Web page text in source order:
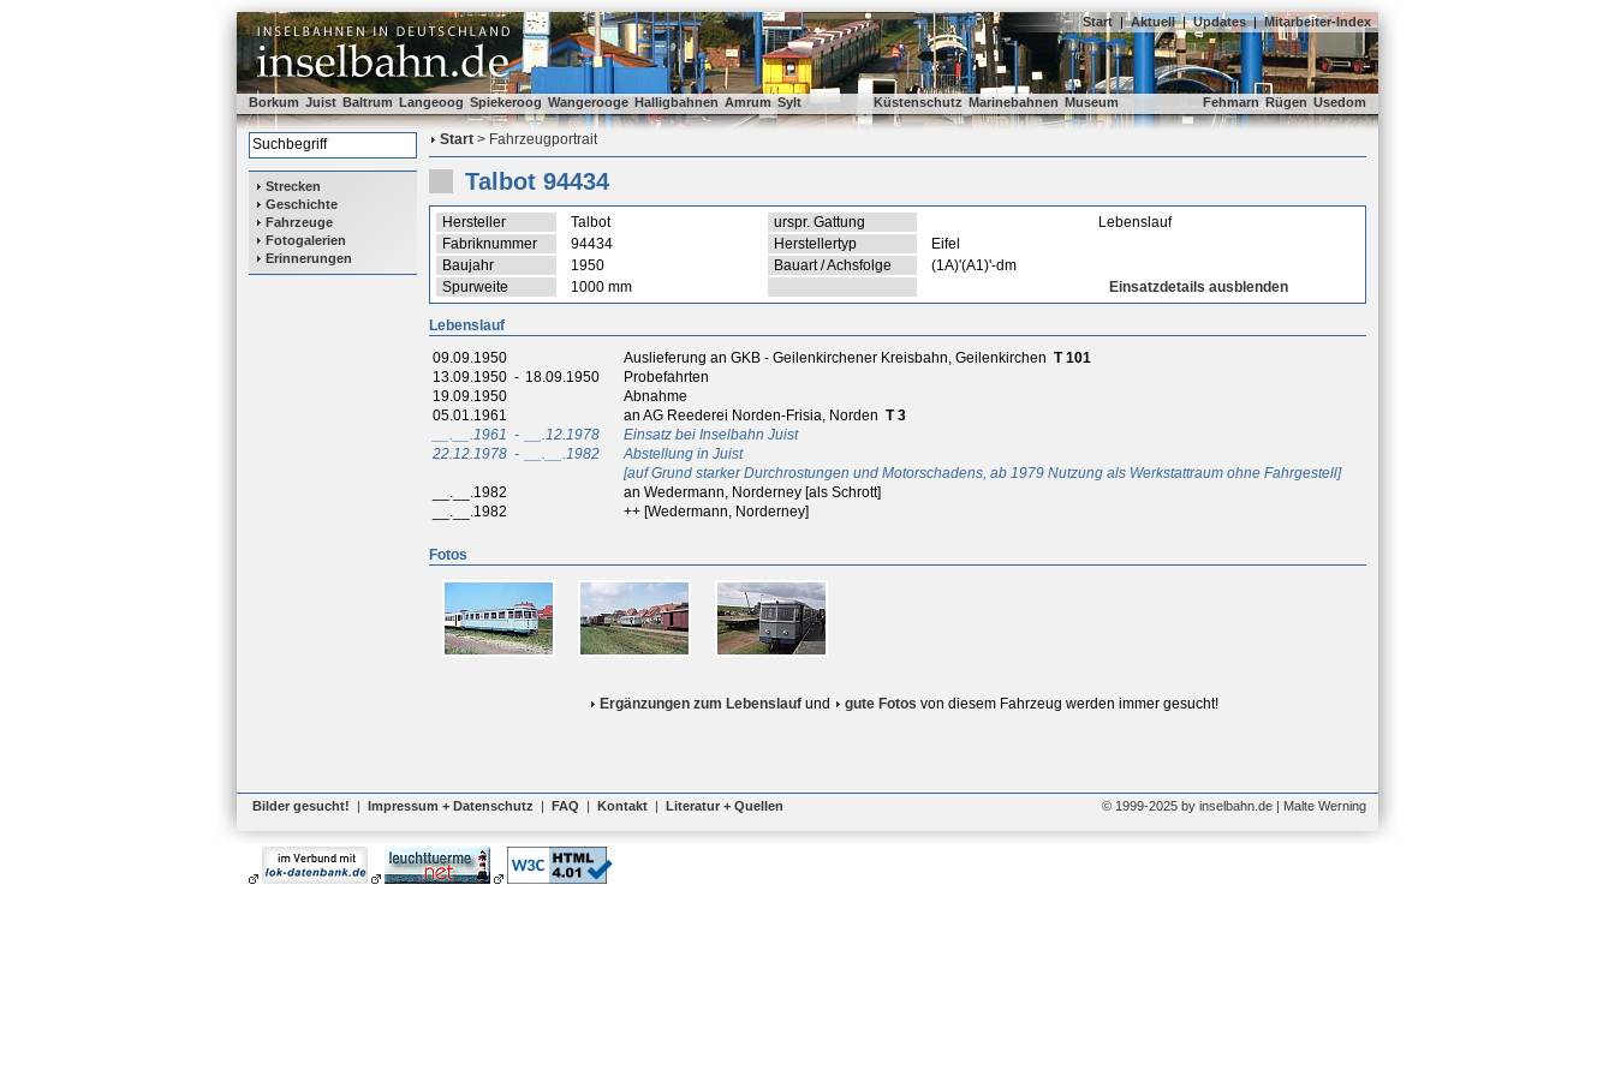
Start | Aktuell | Updates | Mitarbeiter-Index
Borkum Juist Baltrum Langeoog Spiekeroog Wangerooge Halligbahnen Amrum Sylt Küstenschutz Marinebahnen Museum Fehmarn Rügen Usedom
Strecken
Geschichte
Fahrzeuge
Fotogalerien
Erinnerungen
Start > Fahrzeugportrait
Talbot 94434
Hersteller Talbot urspr. Gattung
Lebenslauf
Fabriknummer
94434 Herstellertyp
Eifel
Baujahr
1950 Bauart / Achsfolge
(1A)'(A1)'-dm
Spurweite
1000 mm Einsatzdetails ausblenden
Lebenslauf
09.09.1950
Auslieferung an GKB - Geilenkirchener Kreisbahn, Geilenkirchen T 101
13.09.1950 - 18.09.1950
Probefahrten
19.09.1950
Abnahme
05.01.1961
an AG Reederei Norden-Frisia, Norden T 3
__.__.1961 - __.12.1978
Einsatz bei Inselbahn Juist
22.12.1978 - __.__.1982
Abstellung in Juist
[auf Grund starker Durchrostungen und Motorschadens, ab 1979 Nutzung als Werkstattraum ohne Fahrgestell]
__.__.1982
an Wedermann, Norderney [als Schrott]
__.__.1982
++ [Wedermann, Norderney]
Fotos
Ergänzungen zum Lebenslauf und gute Fotos von diesem Fahrzeug werden immer gesucht!
Bilder gesucht! | Impressum + Datenschutz | FAQ | Kontakt | Literatur + Quellen © 1999-2025 by inselbahn.de | Malte Werning